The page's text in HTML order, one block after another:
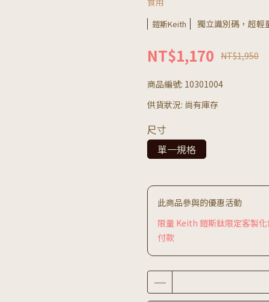
鎧斯Keith 獨立識別碼，超輕
NT$1,170 NT$1,950
商品編號: 10301004
供貨狀況: 尚有庫存
尺寸
單一規格
此商品參與的優惠活動
限量 Keith 鎧斯鈦限定客製
付款